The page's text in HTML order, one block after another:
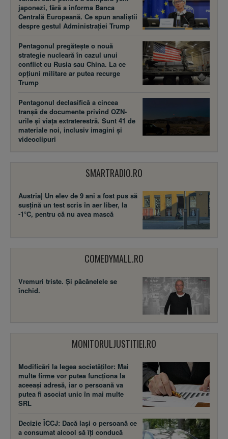
japonezi, fără a informa Banca
Centrală Europeană. Ce spun analiștii
despre gestul Administrației Trump
Pentagonul pregătește o nouă
strategie nucleară în cazul unui
conflict cu Rusia sau China. La ce
opțiuni militare ar putea recurge
Trump
Pentagonul declasifică a cincea
tranșă de documente privind OZN-
urile și viața extraterestră. Sunt 41 de
materiale noi, inclusiv imagini și
videoclipuri
SMARTRADIO.RO
Austria| Un elev de 9 ani a fost pus să
susţină un test scris în aer liber, la
-1°C, pentru că nu avea mască
COMEDYMALL.RO
Vremuri triste. Şi păcănelele se
închid.
MONITORULJUSTITIEI.RO
Modificări la legea societăţilor: Mai
multe firme vor putea funcţiona la
aceeaşi adresă, iar o persoană va
putea fi asociat unic în mai multe
SRL
Decizie ÎCCJ: Dacă laşi o persoană ce
a consumat alcool să îţi conducă